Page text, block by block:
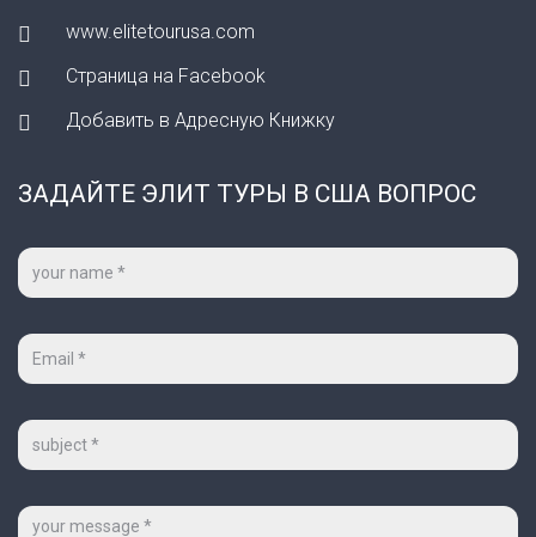
www.elitetourusa.com
Страница на Facebook
Добавить в Адресную Книжку
ЗАДАЙТЕ ЭЛИТ ТУРЫ В США ВОПРОС
Ваше
имя
Ваш
mail
Тема
Сообщение